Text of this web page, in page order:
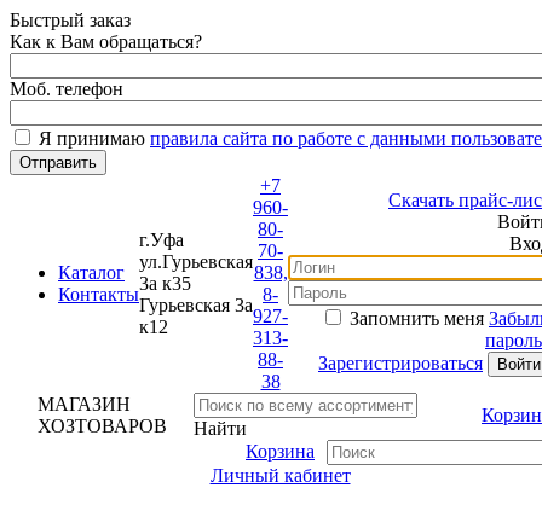
Быстрый заказ
Как к Вам обращаться?
Моб. телефон
Я принимаюправила сайта по работе с данными
Каталог
Контакты
г.Уфа
ул.Гурьевская
3а к35
Гурьевская 3а
к12
+7
960-
80-
70-
838,
8-
927-
313-
88-
38
Скачать прайс-лист
Войти
Вход
Запомнить меня Забыли
пароль?
Зарегистрироваться
МАГАЗИН
ХОЗТОВАРОВ
Найти
Корзина
Корзина
Личный кабинет